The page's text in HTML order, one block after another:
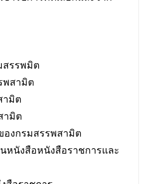
สรรพมิต
พสามิต
ามิต
ามิต
งกรมสรรพสามิต
หนังสือหนังสือราชการและ